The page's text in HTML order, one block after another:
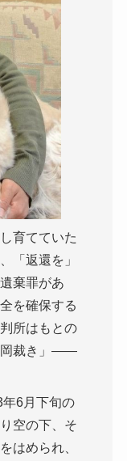
育てていた
「返還を」
棄罪があ
を確保する
所はもとの
岡裁き」――
6月下旬の
空の下、そ
はめられ、